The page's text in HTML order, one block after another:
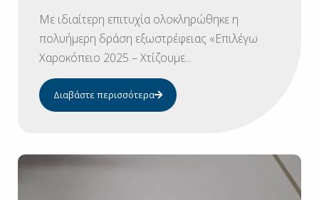
Με ιδιαίτερη επιτυχία ολοκληρώθηκε η
πολυήμερη δράση εξωστρέφειας «Επιλέγω
Χαροκόπειο 2025 – Χτίζουμε...
Διαβάστε περισσότερα